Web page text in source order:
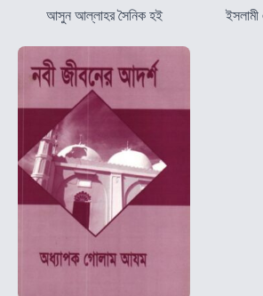
আসুন আল্লাহর সৈনিক হই